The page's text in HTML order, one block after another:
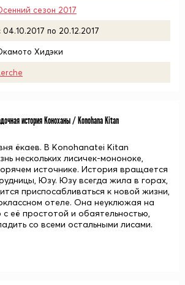
сезон 2017
04.10.2017 по 20.12.2017
Хидэки
история Коноханы / Konohana Kitan
ёкаев. В Konohanatei Kitan
нескольких лисичек-мононоке,
источнике. История вращается
Юзу. Юзу всегда жила в горах,
приспосабливаться к новой жизни,
отеле. Она неуклюжая на
с её простотой и обаятельностью,
со всеми остальными лисами.